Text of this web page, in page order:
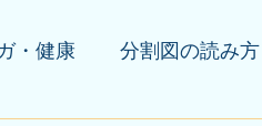
・健康 分割図の読み方